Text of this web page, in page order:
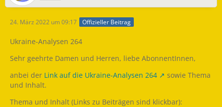
24. März 2022 um 09:17 Offizieller Beitrag
Ukraine-Analysen 264
Sehr geehrte Damen und Herren, liebe AbonnentInnen,
anbei der Link auf die Ukraine-Analysen 264
sowie Thema
und Inhalt.
Thema und Inhalt (Links zu Beiträgen sind klickbar):